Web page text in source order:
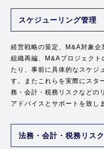
スケジューリング管理
経営戦略の策定、M&A対象企
組織再編、M&Aプロジェク
たり、事前に具体的なスケジ
す。またこれらを実際にスタ
務・会計・税務リスクなどの
アドバイスとサポートを致し
法務・会計・税務リス